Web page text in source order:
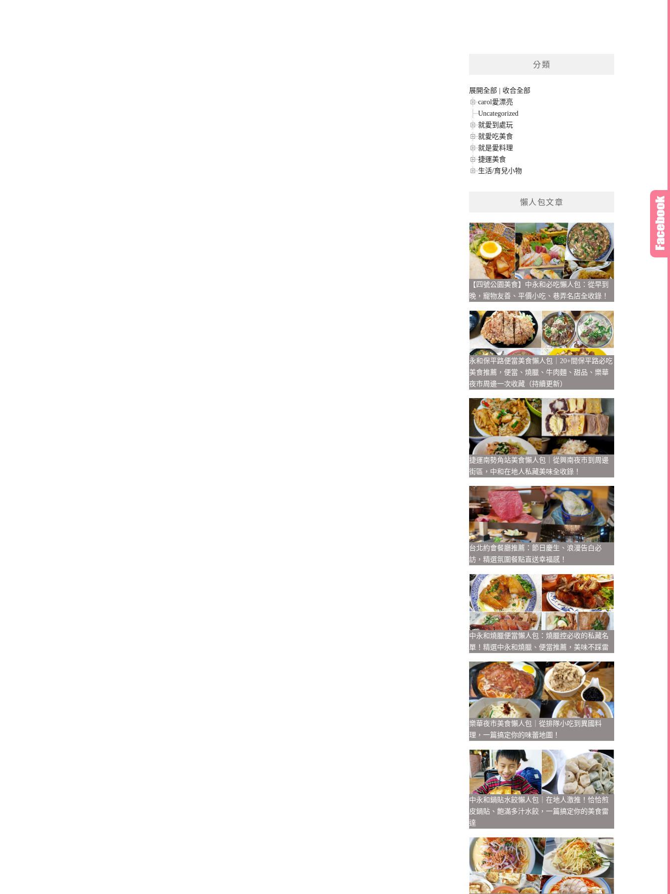
分類
展開全部 | 收合全部
carol愛漂亮
Uncategorized
就愛到處玩
就愛吃美食
就是愛料理
捷運美食
生活/育兒小物
懶人包文章
【四號公園美食】中永和必吃懶人包：從早到
晚，寵物友善、平價小吃、巷弄名店全收錄！
永和保平路便當美食懶人包｜20+間保平路必吃
美食推薦，便當、燒臘、牛肉麵、甜品、樂華
夜市周邊一次收藏（持續更新）
捷運南勢角站美食懶人包｜從興南夜市到周邊
街區，中和在地人私藏美味全收錄！
台北約會餐廳推薦：節日慶生、浪漫告白必
訪，精選氛圍餐點直送幸福感！
中永和燒臘便當懶人包：燒臘控必收的私藏名
單！精選中永和燒臘、便當推薦，美味不踩雷
樂華夜市美食懶人包｜從排隊小吃到異國料
理，一篇搞定你的味蕾地圖！
中永和鍋貼水餃懶人包｜在地人激推！恰恰煎
皮鍋貼、飽滿多汁水餃，一篇搞定你的美食雷
達